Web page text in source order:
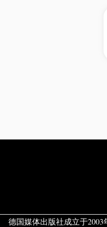
德国媒体出版社成立于